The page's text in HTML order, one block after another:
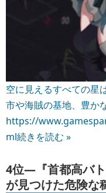
空に見えるすべての星
市や海賊の基地、豊か
https://
ml続きを読む »
4位―『首都高バ
が見つけた危険な